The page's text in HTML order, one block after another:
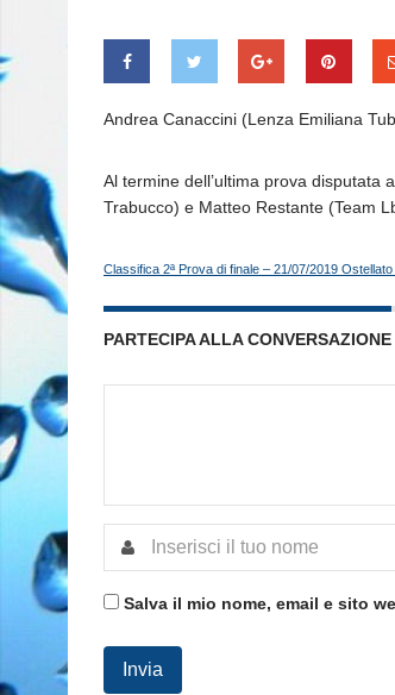
Andrea Canaccini (Lenza Emiliana
Al termine dell’ultima prova disputata
Trabucco) e Matteo Restante (Team
Classifica 2ª Prova di finale – 21/07/2019 Ostellato
PARTECIPA ALLA CONVERSAZIONE
Salva il mio nome, email e sito